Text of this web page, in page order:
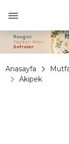
Anasayfa
Akipek